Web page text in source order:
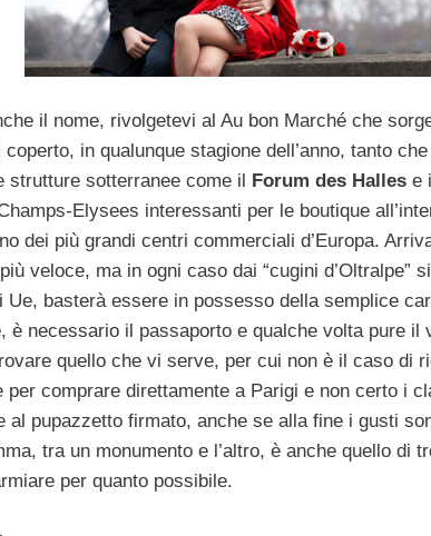
il nome, rivolgetevi al Au bon Marché che
in qualunque stagione dell’anno, tanto
strutture sotterranee come il Forum des Halles e
Elysees interessanti per le boutique
dei più grandi centri commerciali d’Europa.
veloce, ma in ogni caso dai “cugini
basterà essere in possesso della semplice
è necessario il passaporto e qualche volta pure
quello che vi serve, per cui non è il caso di
per comprare direttamente a Parigi e non certo i
al pupazzetto firmato, anche se alla fine i gusti
tra un monumento e l’altro, è anche quello di
per quanto possibile.